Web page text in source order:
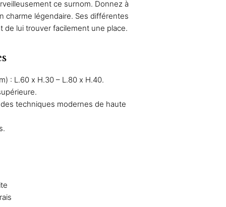
€
€
ce surnom. Donnez à
charme légendaire. Ses différentes
lui trouver facilement une place.
: L.60 x H.30 – L.80 x H.40.
techniques modernes de haute